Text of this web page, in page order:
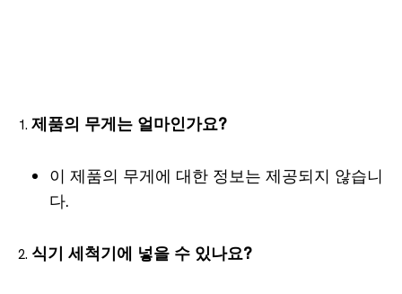
제품의 무게는 얼마인가요?
이 제품의 무게에 대한 정보는 제공되지 않습니
다.
식기 세척기에 넣을 수 있나요?